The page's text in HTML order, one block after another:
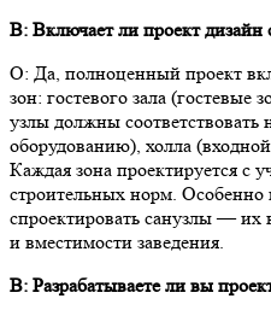
В: Включает ли проект дизайн
О: Да, полноценный проект
зон: гостевого зала (гостевые
узлы должны соответствовать
оборудованию), холла
Каждая зона проектируется с
строительных норм. Особенно
спроектировать санузлы — их
и вместимости заведения.
В: Разрабатываете ли вы